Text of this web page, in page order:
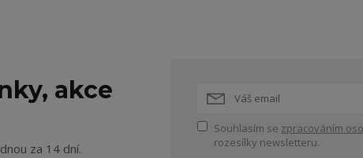
akce
za 14 dní.
Souhlasím se zpracováním
rozesílky newsletteru.